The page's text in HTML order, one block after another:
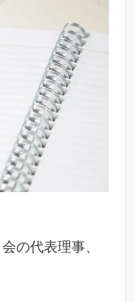
の代表理事、